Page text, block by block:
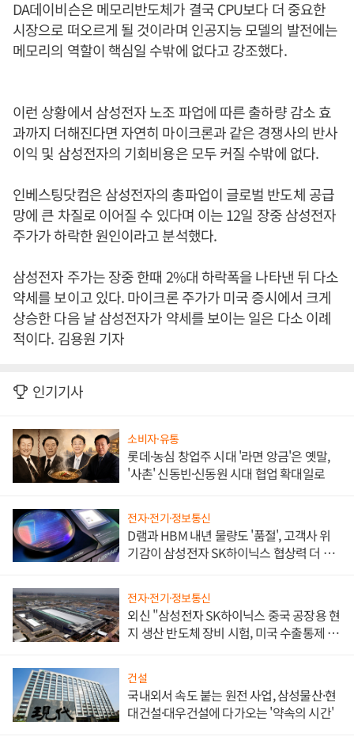
DA데이비슨은 메모리반도체가 결국 CPU보다 더 중요한
시장으로 떠오르게 될 것이라며 인공지능 모델의 발전에는
메모리의 역할이 핵심일 수밖에 없다고 강조했다.
이런 상황에서 삼성전자 노조 파업에 따른 출하량 감소 효
과까지 더해진다면 자연히 마이크론과 같은 경쟁사의 반사
이익 및 삼성전자의 기회비용은 모두 커질 수밖에 없다.
인베스팅닷컴은 삼성전자의 총파업이 글로벌 반도체 공급
망에 큰 차질로 이어질 수 있다며 이는 12일 장중 삼성전자
주가가 하락한 원인이라고 분석했다.
삼성전자 주가는 장중 한때 2%대 하락폭을 나타낸 뒤 다소
약세를 보이고 있다. 마이크론 주가가 미국 증시에서 크게
상승한 다음 날 삼성전자가 약세를 보이는 일은 다소 이례
적이다. 김용원 기자
인기기사
소비자·유통
롯데·농심 창업주 시대 '라면 앙금'은 옛말,
'사촌' 신동빈·신동원 시대 협업 확대일로
전자·전기·정보통신
D램과 HBM 내년 물량도 '품절', 고객사 위
기감이 삼성전자 SK하이닉스 협상력 더 키
전자·전기·정보통신
외신 "삼성전자 SK하이닉스 중국 공장용 현
지 생산 반도체 장비 시험, 미국 수출통제 대
건설
국내외서 속도 붙는 원전 사업, 삼성물산·현
대건설·대우건설에 다가오는 '약속의 시간'